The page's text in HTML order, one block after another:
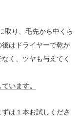
取り、毛先から中くら
はドライヤーで乾か
く、ツヤも与えてく
います。
は１本お試しくださ